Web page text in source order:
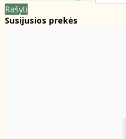
Rašyti
Susijusios prekės